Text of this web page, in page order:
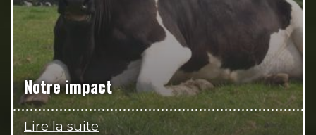
Notre impact
Lire la suite